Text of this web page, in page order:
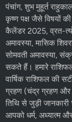
पंचांग, शुभ मुहूर्त
कृष्ण पक्ष जैसे विषयों
कैलेंडर 2025,व्रत-
अमावस्या, मासिक
सोमवती अमावस्या,
सकते हैं। हमारे
वार्षिक राशिफल की
ग्रहण (चंद्र ग्रहण और
तिथि से जुड़ी
आपको धर्म, अध्यात्म